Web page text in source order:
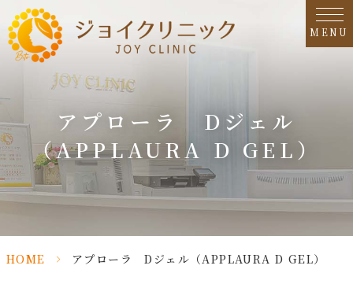
MENU
アプローラ Dジェル
（APPLAURA D GEL）
HOME > アプローラ Dジェル（APPLAURA D GEL）